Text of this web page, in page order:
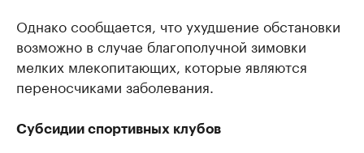
Однако сообщается, что ухудшение обстановки
возможно в случае благополучной зимовки
мелких млекопитающих, которые являются
переносчиками заболевания.
Субсидии спортивных клубов